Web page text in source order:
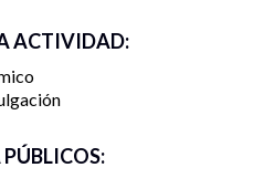
ACTIVIDAD: